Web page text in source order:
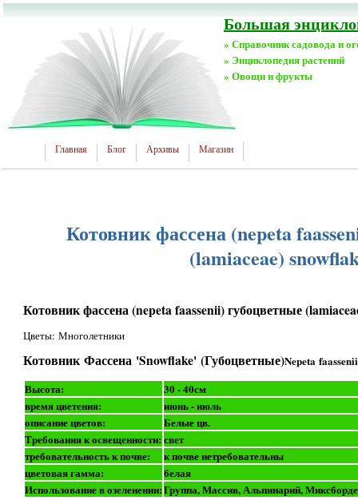
Большая
» Справочник садовода и
» Энциклопедия растений
» Овощи и фрукты
Главная Блог Архивы Магазин
Котовник фассена (nepeta
(lamiaceae)
Котовник фассена (nepeta faassenii) губоцветные
Цветы: Многолетники
Котовник Фассена 'Snowflake' (Губоцветные)Nepeta
Высота:
30 - 40см
время цветения:
июнь - июль
описание цветов:
Белые цв.
Требования к освещенности: свет
требовательность к почве:
к почве нетребовательны
цветовая гамма:
белая
Использование в озеленении:Группа, Массив, Альпинарий,